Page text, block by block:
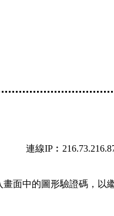
連線
面中的圖形驗證碼，以